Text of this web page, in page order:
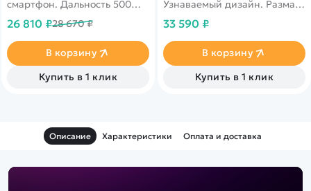
смартфон. Дальность 500
GPS. Автовзлет и
полету. Размах крыла 115 см.
Аккумулятор LiPo 11.1V
2700mAh
26 810 ₽28 670 ₽
В корзину
Купить в 1 клик
Узнаваемый дизайн. Размах
легкого и прочного EPO.
лонжерон. Электронное
шасси.
33 590 ₽
В корзину
Купить в 1 клик
Описание Характеристики Оплата и доставка